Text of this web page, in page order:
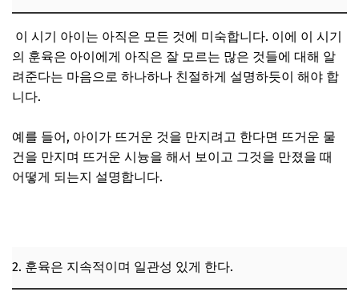
이 시기 아이는 아직은 모든 것에 미숙합니다. 이에 이 시기
의 훈육은 아이에게 아직은 잘 모르는 많은 것들에 대해 알
려준다는 마음으로 하나하나 친절하게 설명하듯이 해야 합
니다.
예를 들어, 아이가 뜨거운 것을 만지려고 한다면 뜨거운 물
건을 만지며 뜨거운 시늉을 해서 보이고 그것을 만졌을 때
어떻게 되는지 설명합니다.
2. 훈육은 지속적이며 일관성 있게 한다.